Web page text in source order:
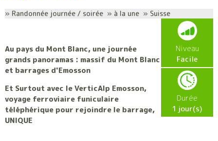
» Randonnée journée / soirée » à la une » Suisse
Au pays du Mont Blanc, une journée
grands panoramas : massif du Mont Blanc
et barrages d'Emosson
Et Surtout avec le VerticAlp Emosson,
voyage ferroviaire funiculaire
téléphérique pour rejoindre le barrage,
UNIQUE
Niveau
Facile
Durée
1 jour(s)